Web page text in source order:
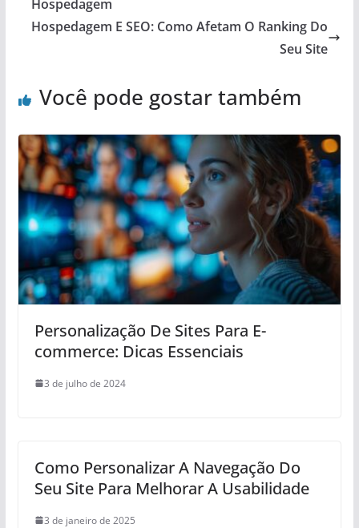
Hospedagem
Hospedagem E SEO: Como Afetam O Ranking Do
Seu Site
Você pode gostar também
Personalização De Sites Para E-
commerce: Dicas Essenciais
3 de julho de 2024
Como Personalizar A Navegação Do
Seu Site Para Melhorar A Usabilidade
3 de janeiro de 2025